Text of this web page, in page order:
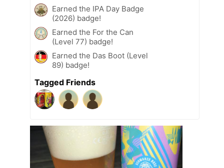
Earned the IPA Day Badge
(2026) badge!
Earned the For the Can
(Level 77) badge!
Earned the Das Boot (Level
89) badge!
Tagged Friends